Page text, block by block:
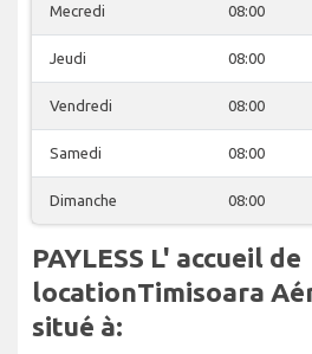
Mecredi 08:00
Jeudi 08:00
Vendredi 08:00
Samedi 08:00
Dimanche 08:00
PAYLESS L' accueil de
locationTimisoara
situé à: